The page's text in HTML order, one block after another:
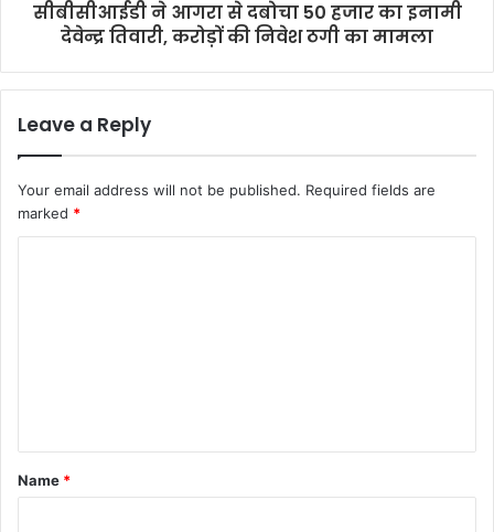
सीबीसीआईडी ने आगरा से दबोचा 50 हजार का इनामी
देवेन्द्र तिवारी, करोड़ों की निवेश ठगी का मामला
Leave a Reply
Your email address will not be published. Required fields are
marked *
t
*
Name *